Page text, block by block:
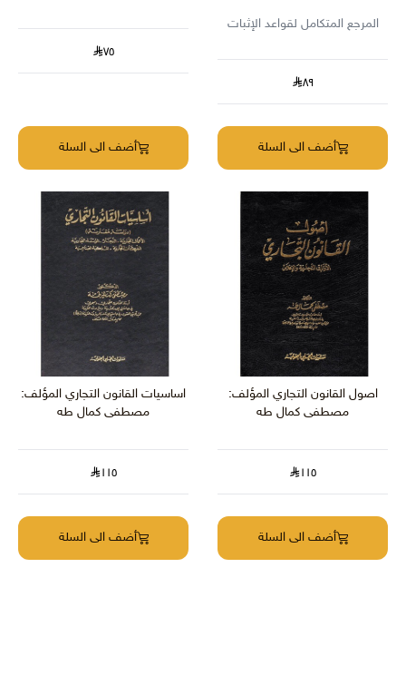
المرجع المتكامل لقواعد الإثبات
٨٩
أضف الى السلة
٧٥
أضف الى السلة
اصول القانون التجاري المؤلف:
مصطفى كمال طه
١١٥
أضف الى السلة
اساسيات القانون التجاري المؤلف:
مصطفى كمال طه
١١٥
أضف الى السلة